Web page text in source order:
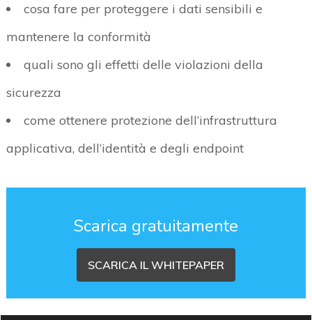
cosa fare per proteggere i dati sensibili e
mantenere la conformità
quali sono gli effetti delle violazioni della
sicurezza
come ottenere protezione dell’infrastruttura
applicativa, dell’identità e degli endpoint
Scarica gratuitamente
SCARICA IL WHITEPAPER